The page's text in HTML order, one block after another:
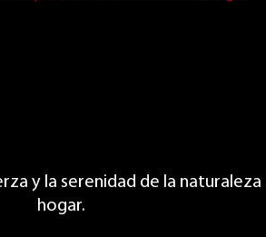
y ​​la serenidad de la naturaleza
hogar.